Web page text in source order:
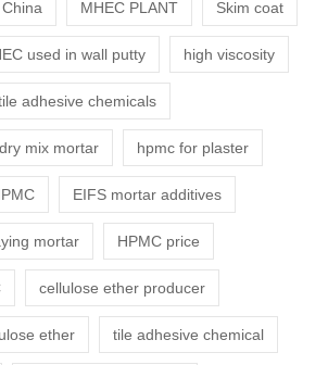
MHEC PLANT Skim coat
used in wall putty high viscosity
adhesive chemicals
mix mortar hpmc for plaster
EIFS mortar additives
mortar HPMC price
cellulose ether producer
ether tile adhesive chemical